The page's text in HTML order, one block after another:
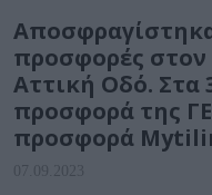
προσφορές στον
Αττική Οδό. Στα
προσφορά της
προσφορά
07.09.2023